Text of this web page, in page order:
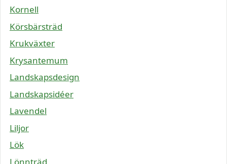
Kornell
Körsbärsträd
Krukväxter
Krysantemum
Landskapsdesign
Landskapsidéer
Lavendel
Liljor
Lök
Lönnträd